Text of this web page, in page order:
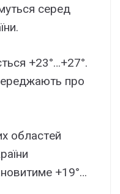
cepeд
+23°…+27°.
пpо
облacтeй
+19°…